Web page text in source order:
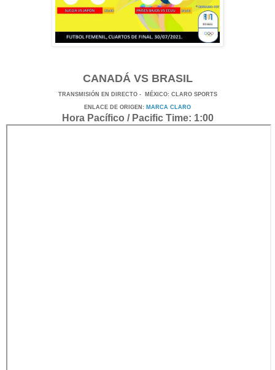
CANADÁ VS BRASIL
TRANSMISIÓN EN DI RECTO - MÉXICO: CLARO SPORTS
ENLACE DE ORIGEN: MARCA CLARO
Hora Pacífico / Pacific Time: 1:00